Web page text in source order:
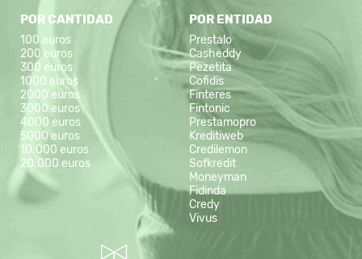
POR CANTIDAD
100 euros
200 euros
300 euros
1000 euros
2000 euros
3000 euros
4000 euros
5000 euros
10.000 euros
20.000 euros
POR ENTIDAD
Prestalo
Casheddy
Pezetita
Cofidis
Finteres
Fintonic
Prestamopro
Kreditiweb
Credilemon
Sofkredit
Moneyman
Fidinda
Credy
Vivus